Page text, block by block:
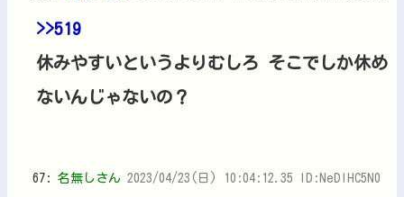
>>519
休みやすいというよりむしろ そこでしか休め
ないんじゃないの？
67: 名無しさん 2023/04/23(日) 10:04:12.35 ID:NeDIHC5N0